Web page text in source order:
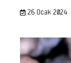
26 Ocak 2024